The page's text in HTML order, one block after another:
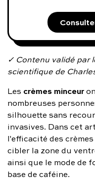
Vous avez des
01 86 65 17 33
✓ Contenu validé par
scientifique de
Les crèmes minceur
nombreuses
silhouette sans
invasives. Dans cet
l'efficacité des
cibler la zone du
ainsi que le mode de
base de caféine.